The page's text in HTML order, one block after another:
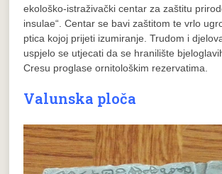
ekološko-istraživački centar za zaštitu
insulae“. Centar se bavi zaštitom te vrlo
ptica kojoj prijeti izumiranje. Trudom i
uspjelo se utjecati da se hranilište
Cresu proglase ornitološkim rezervatima.
Valunska ploča